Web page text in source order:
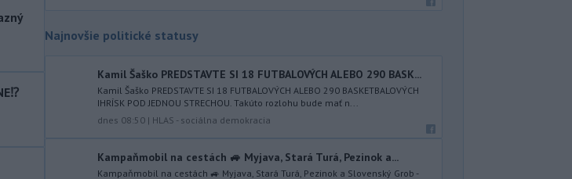
turistické
Dolphin, ktorý sa blíži k pevnine. TASR
Taliansky tenista Matteo
Arnaldi vypadol na turnaji ATP
Najnovšie politické statusy
Kamil Šaško PREDSTAVTE SI 18 FUTBALOVÝCH ALEBO 290 BASK...
Kamil Šaško PREDSTAVTE SI 18 FUTBALOVÝCH ALEBO 290 BASKETBALOVÝCH
IHRÍSK POD JEDNOU STRECHOU. Takúto rozlohu bude mať n...
dnes 08:50 | HLAS - sociálna demokracia
Kampaňmobil na cestách 🚙 Myjava, Stará Turá, Pezinok a...
Kampaňmobil na cestách 🚙 Myjava, Stará Turá, Pezinok a Slovenský Grob -